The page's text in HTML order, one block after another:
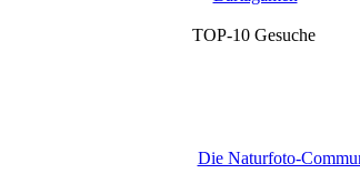
TOP-10 Gesuche
Die Naturfoto-